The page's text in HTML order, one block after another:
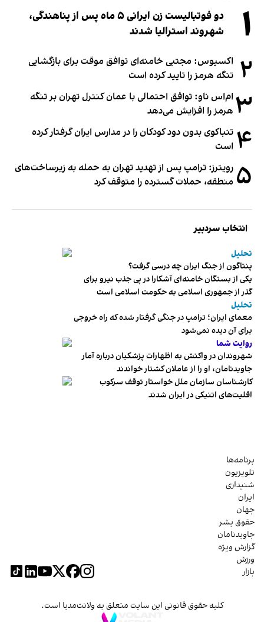
۱
دو فوتبالیست زن ایرانی ۵ ماه پس از پناهندگی،
شهروند استرالیا شدند
۲ اکسیوس: مجتبی خامنه‌ای توافق موقت برای بازگشایی
تنگه هرمز را تایید کرده است
۳ ام‌اس ناو: توافق احتمالی با عمان کنترل تهران بر تنگه
هرمز را افزایش می‌دهد
۴ تنباکوی بدون دود کودکان را در مدارس ایران گرفتار کرده
است
۵ رویترز: ترامپ پس از تهدید تهران به حمله به زیرساخت‌های
منطقه، حملات گسترده را متوقف کرد
انتخاب سردبیر
تحلیل
پنتاگون از جنگ ایران چه درسی گرفت؟
یکی از بستگان خامنه‌ای آشکارا در پی جذب نیرو برای
گذر از جمهوری اسلامی به حکومت اسلامی است
تحلیل
معمای ایران؛ ترامپ در جنگی گرفتار شده که راه خروجی
برای آن دیده نمی‌شود
روایت شما
شهروندان در واکنش به اظهارات پزشکیان درباره آمار
جاویدنامان، او را از عاملان کشتار خواندند
کارشناسان سازمان ملل خواستار توقف سرکوب
اقلیت‌های اتنیکی در ایران شدند
برنامه‌ها
تلویزیون
شنیداری
ایران
جهان
حقوق بشر
جاویدنامان
گزارش ویژه
ورزش
بازار
کلیه حقوق قانونی این سایت متعلق به ولانت‌مدیا است.